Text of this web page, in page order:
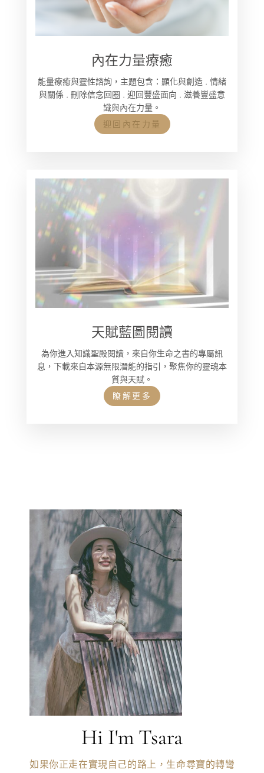
內在力量療癒
能量療癒與靈性諮詢，主題包含：顯化與創造 . 情緒
與關係 . 刪除信念回圈 . 迎回豐盛面向 . 滋養豐盛意
識與內在力量。
迎回內在力量
天賦藍圖閱讀
為你進入知識聖殿閱讀，來自你生命之書的專屬訊
息，下載來自本源無限潛能的指引，聚焦你的靈魂本
質與天賦。
瞭解更多
Hi I'm Tsara
如果你正走在實現自己的路上，生命尋寶的轉彎